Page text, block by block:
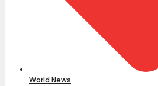
World News